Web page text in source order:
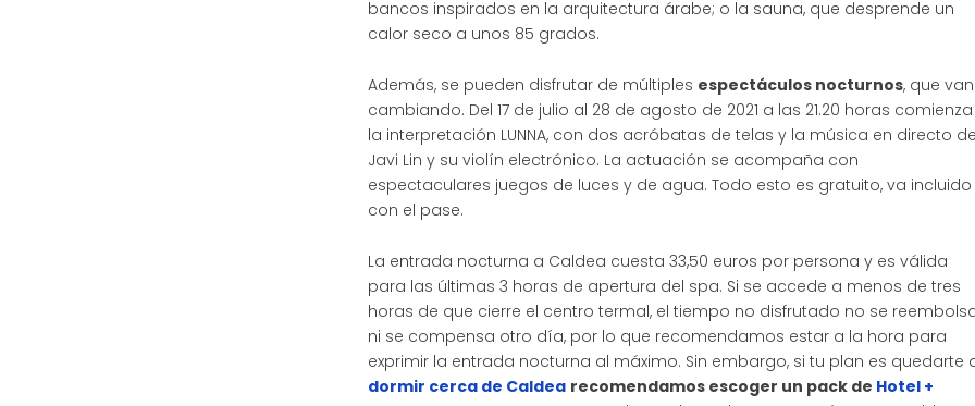
bancos inspirados en la arquitectura árabe; o la sauna, que desprende un
calor seco a unos 85 grados.
Además, se pueden disfrutar de múltiples espectáculos nocturnos, que van
cambiando. Del 17 de julio al 28 de agosto de 2021 a las 21.20 horas comienza
la interpretación LUNNA, con dos acróbatas de telas y la música en directo
Javi Lin y su violín electrónico. La actuación se acompaña con
espectaculares juegos de luces y de agua. Todo esto es gratuito, va incluido
con el pase.
La entrada nocturna a Caldea cuesta 33,50 euros por persona y es válida
para las últimas 3 horas de apertura del spa. Si se accede a menos de tres
horas de que cierre el centro termal, el tiempo no disfrutado no se
ni se compensa otro día, por lo que recomendamos estar a la hora para
exprimir la entrada nocturna al máximo. Sin embargo, si tu plan es quedarte
dormir cerca de Caldea recomendamos escoger un pack de Hotel +